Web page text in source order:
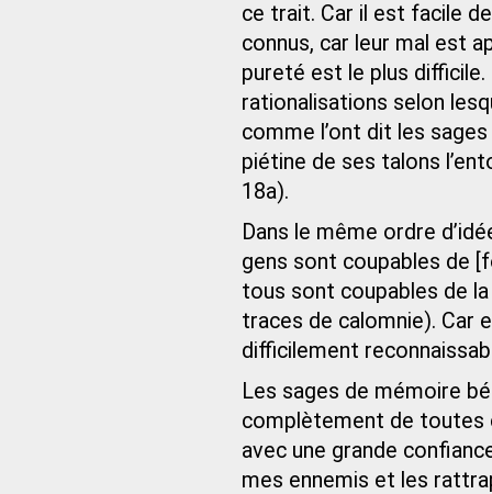
ce trait. Car il est facile
connus, car leur mal est
pureté est le plus
rationalisations selon
comme l’ont dit les
piétine de ses talons
18a).
Dans le même ordre
gens sont coupables de
tous sont coupables de
traces de calomnie). Car
difficilement
Les sages de mémoire
complètement de toutes
avec une grande
mes ennemis et les